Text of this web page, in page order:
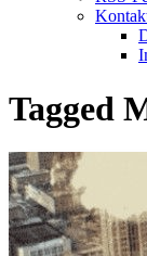
Tagged